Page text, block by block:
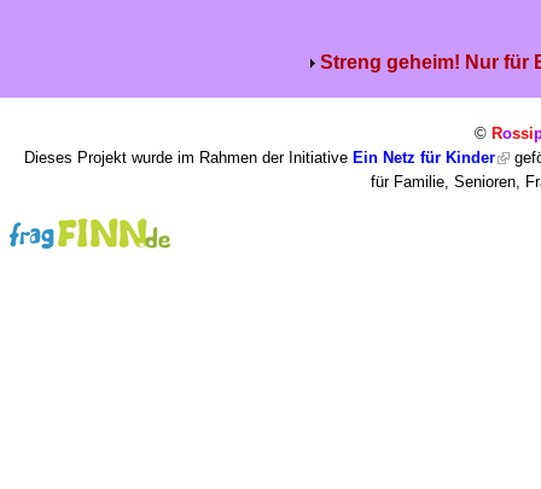
Streng geheim! Nur für
© Rossi
Dieses Projekt wurde im Rahmen der Initiative Ein Netz für Kinder
für Familie, Senioren,